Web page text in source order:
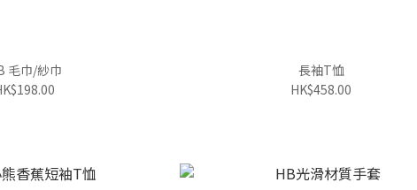
毛巾/紗巾
長袖T恤
HK$458.00